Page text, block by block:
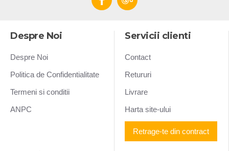
Despre Noi
Despre Noi
Politica de Confidentialitate
Termeni si conditii
ANPC
Servicii clienti
Contact
Retururi
Livrare
Harta site-ului
Retrage-te din contract